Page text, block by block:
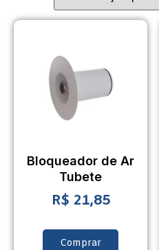
Bloqueador de Ar
Tubete
R$ 21,85
Comprar